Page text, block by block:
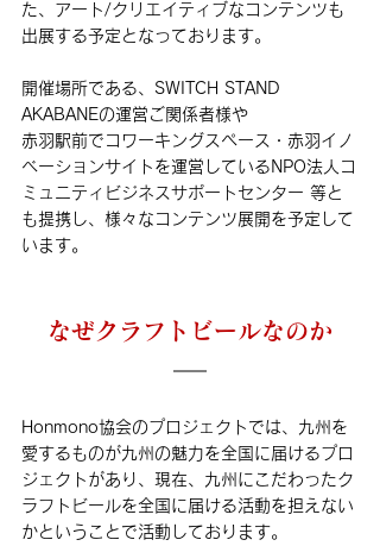
た、アート/クリエイティブなコンテンツも
出展する予定となっております。
開催場所である、SWITCH STAND
AKABANEの運営ご関係者様や
赤羽駅前でコワーキングスペース・赤羽イノ
ベーションサイトを運営しているNPO法人コ
ミュニティビジネスサポートセンター 等と
も提携し、様々なコンテンツ展開を予定して
います。
なぜクラフトビールなのか
Honmono協会のプロジェクトでは、九州を
愛するものが九州の魅力を全国に届けるプロ
ジェクトがあり、現在、九州にこだわったク
ラフトビールを全国に届ける活動を担えない
かということで活動しております。